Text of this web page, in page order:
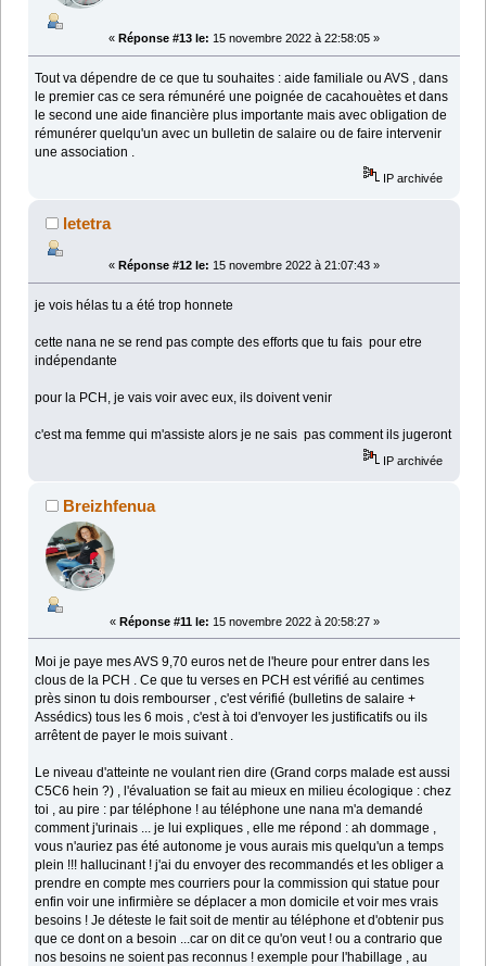
« Réponse #13 le: 15 novembre 2022 à 22:58:05 »
Tout va dépendre de ce que tu souhaites : aide familiale ou AVS , dans
le premier cas ce sera rémunéré une poignée de cacahouètes et dans
le second une aide financière plus importante mais avec obligation de
rémunérer quelqu'un avec un bulletin de salaire ou de faire intervenir
une association .
IP archivée
letetra
« Réponse #12 le: 15 novembre 2022 à 21:07:43 »
je vois hélas tu a été trop honnete
cette nana ne se rend pas compte des efforts que tu fais pour etre
indépendante
pour la PCH, je vais voir avec eux, ils doivent venir
c'est ma femme qui m'assiste alors je ne sais pas comment ils jugeront
IP archivée
Breizhfenua
« Réponse #11 le: 15 novembre 2022 à 20:58:27 »
Moi je paye mes AVS 9,70 euros net de l'heure pour entrer dans les
clous de la PCH . Ce que tu verses en PCH est vérifié au centimes
près sinon tu dois rembourser , c'est vérifié (bulletins de salaire +
Assédics) tous les 6 mois , c'est à toi d'envoyer les justificatifs ou ils
arrêtent de payer le mois suivant .
Le niveau d'atteinte ne voulant rien dire (Grand corps malade est aussi
C5C6 hein ?) , l'évaluation se fait au mieux en milieu écologique : chez
toi , au pire : par téléphone ! au téléphone une nana m'a demandé
comment j'urinais ... je lui expliques , elle me répond : ah dommage ,
vous n'auriez pas été autonome je vous aurais mis quelqu'un a temps
plein !!! hallucinant ! j'ai du envoyer des recommandés et les obliger a
prendre en compte mes courriers pour la commission qui statue pour
enfin voir une infirmière se déplacer a mon domicile et voir mes vrais
besoins ! Je déteste le fait soit de mentir au téléphone et d'obtenir pus
que ce dont on a besoin ...car on dit ce qu'on veut ! ou a contrario que
nos besoins ne soient pas reconnus ! exemple pour l'habillage , au